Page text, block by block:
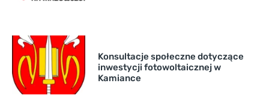
Konsultacje społeczne dotyczące
inwestycji fotowoltaicznej w
Kamiance